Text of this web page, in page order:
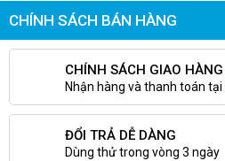
CHÍNH SÁCH BÁN HÀNG
CHÍNH SÁCH GIAO HÀNG
Nhận hàng và thanh toán tại
ĐỔI TRẢ DỄ DÀNG
Dùng thử trong vòng 3 ngày